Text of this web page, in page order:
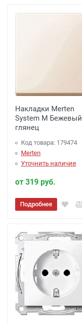
Накладки Merten
System M Бежевый
глянец
Код товара: 179474
Merten
Уточнить наличие
от 319 руб.
Подробнее